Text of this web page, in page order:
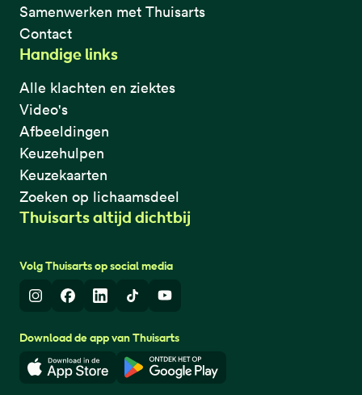
Samenwerken met Thuisarts
Contact
Handige links
Alle klachten en ziektes
Video's
Afbeeldingen
Keuzehulpen
Keuzekaarten
Zoeken op lichaamsdeel
Thuisarts altijd dichtbij
Volg Thuisarts op social media
InstagramFacebook
LinkedInTikTokYoutube
Download de app van Thuisarts
Download in de App StoreDownload in de Google Play